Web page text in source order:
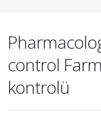
control
kontrolü